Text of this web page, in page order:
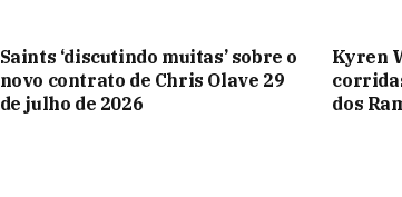
Saints ‘discutindo muitas’ sobre o
novo contrato de Chris Olave 29
de julho de 2026
Kyren
dos